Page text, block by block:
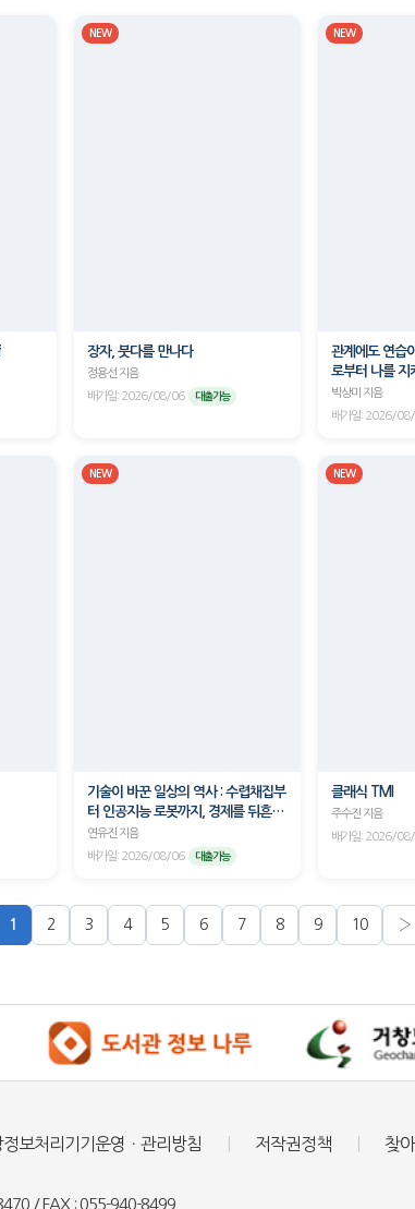
NEW
장자, 붓다를 만나다
정용선 지음
배가일: 2026/08/06
대출가능
NEW
관계에도 연습
로부터 나를 지
기술
박상미 지음
배가일: 2026/
NEW
기술이 바꾼 일상의 역사 : 수렵채집부
터 인공지능 로봇까지, 경제를 뒤흔든
최초의 생각들
연유진 지음
배가일: 2026/08/06
대출가능
NEW
클래식 TMI
주수진 지음
배가일: 2026/
1 2 3 4 5 6 7 8 9 10 ›
정보처리기기운영ㆍ관리방침 저작권정책 찾
/ FAX : 055-940-8499